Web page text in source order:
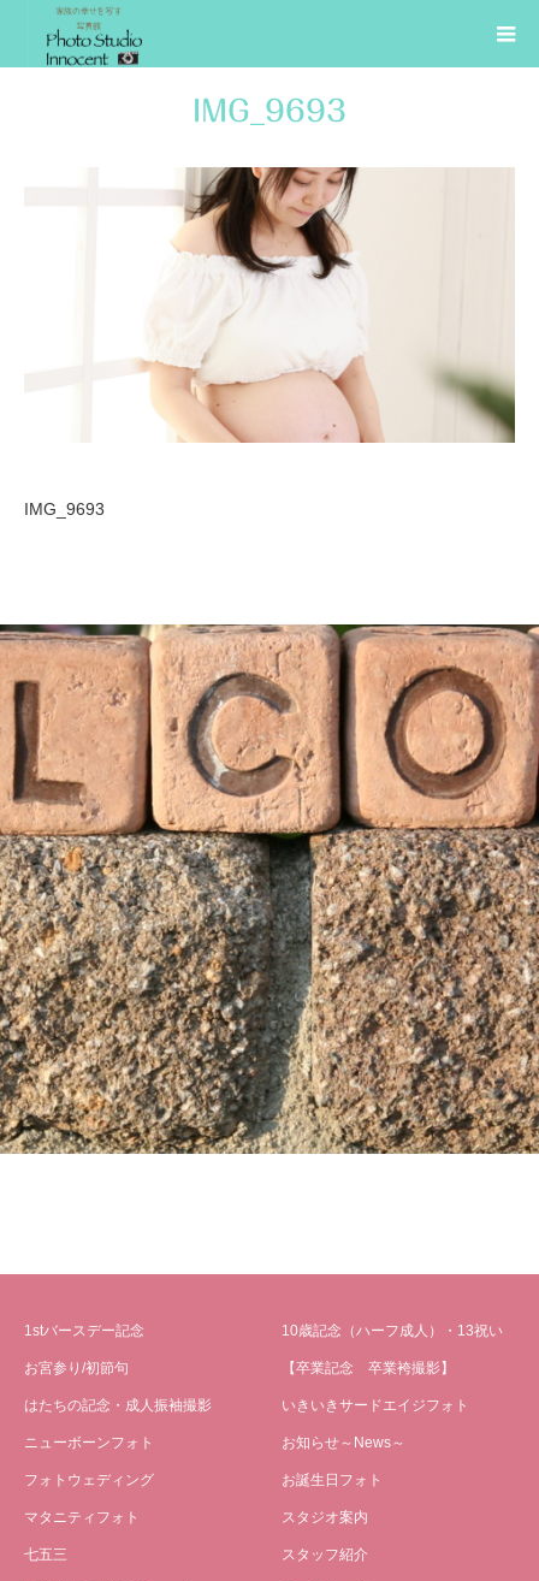
IMG_9693
IMG_9693
1stバースデー記念
お宮参り/初節句
はたちの記念・成人振袖撮影
ニューボーンフォト
フォトウェディング
マタニティフォト
七五三
10歳記念（ハーフ成人）・13祝い
【卒業記念 卒業袴撮影】
いきいきサードエイジフォト
お知らせ～News～
お誕生日フォト
スタジオ案内
スタッフ紹介